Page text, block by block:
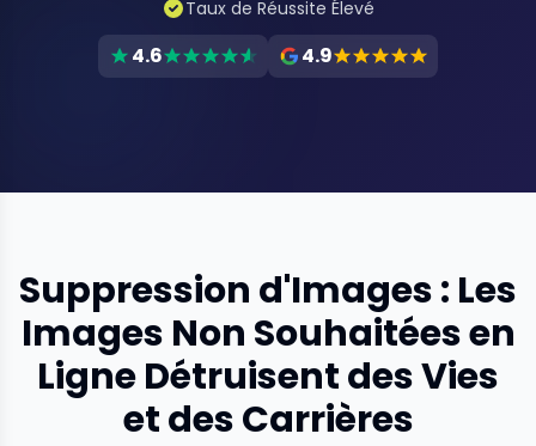
Taux de Réussite Élevé
4.6 4.9
Suppression d'Images : Les
Images Non Souhaitées en
Ligne Détruisent des Vies
et des Carrières